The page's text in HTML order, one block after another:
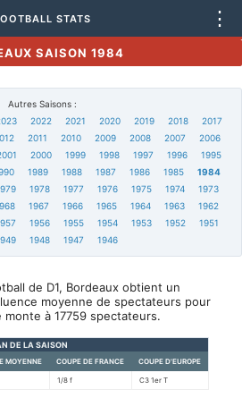
STATS ⋮
SAISON 1984
Autres Saisons :
2022 2021 2020 2019 2018
2017
2011 2010 2009 2008 2007
2006
2000 1999 1998 1997 1996
1995
1989 1988 1987 1986 1985
1984
1978 1977 1976 1975 1974
1973
1967 1966 1965 1964 1963
1962
1956 1955 1954 1953 1952
1951
1948 1947 1946
de D1, Bordeaux obtient un
moyenne de spectateurs pour
à 17759 spectateurs.
DE LA SAISON
MOYENNE COUPE DE FRANCE COUPE D'EUROPE
1/8 f C3 1er T